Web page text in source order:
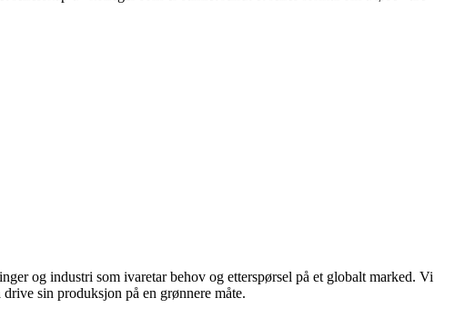
og industri som ivaretar behov og etterspørsel på et globalt marked. Vi
sin produksjon på en grønnere måte.